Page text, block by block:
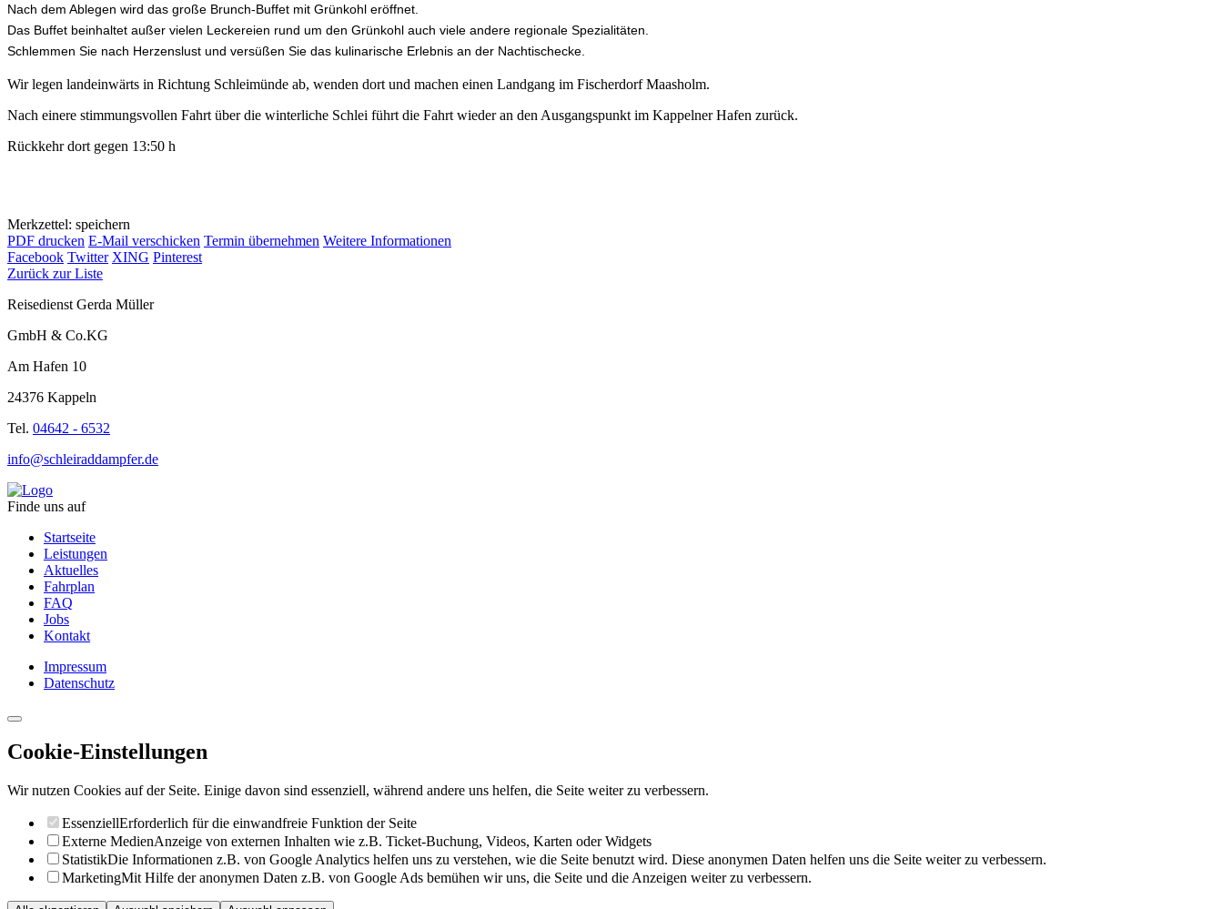
Nach dem Ablegen wird das große Brunch-Buffet mit Grünkohl eröffnet.
Das Buffet beinhaltet außer vielen Leckereien rund um den Grünkohl auch viele andere regionale Spezialitäten.
Schlemmen Sie nach Herzenslust und versüßen Sie das kulinarische Erlebnis an der Nachtischecke.
Wir legen landeinwärts in Richtung Schleimünde ab, wenden dort und machen einen Landgang im Fischerdorf Maasholm.
Nach einere stimmungsvollen Fahrt über die winterliche Schlei führt die Fahrt wieder an den Ausgangspunkt im Kappelner Hafen zurück.
Rückkehr dort gegen 13:50 h
Merkzettel: speichern
PDF drucken E-Mail verschicken Termin übernehmen Weitere Informationen
Facebook Twitter XING Pinterest
Zurück zur Liste
Reisedienst Gerda Müller
GmbH & Co.KG
Am Hafen 10
24376 Kappeln
Tel. 04642 - 6532
info@schleiraddampfer.de
Finde uns auf
Startseite
Leistungen
Aktuelles
Fahrplan
FAQ
Jobs
Kontakt
Impressum
Datenschutz
Cookie-Einstellungen
Wir nutzen Cookies auf der Seite. Einige davon sind essenziell, während andere uns helfen, die Seite weiter zu verbessern.
EssenziellErforderlich für die einwandfreie Funktion der Seite
Externe MedienAnzeige von externen Inhalten wie z.B. Ticket-Buchung, Videos, Karten oder Widgets
StatistikDie Informationen z.B. von Google Analytics helfen uns zu verstehen, wie die Seite benutzt wird. Diese anonymen Daten helfen uns die Seite weiter zu verbessern.
MarketingMit Hilfe der anonymen Daten z.B. von Google Ads bemühen wir uns, die Seite und die Anzeigen weiter zu verbessern.